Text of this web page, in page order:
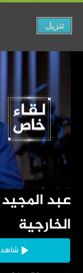
الخارجية
شاهد
تنزيل